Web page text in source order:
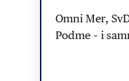
Omni Mer,
Podme – i